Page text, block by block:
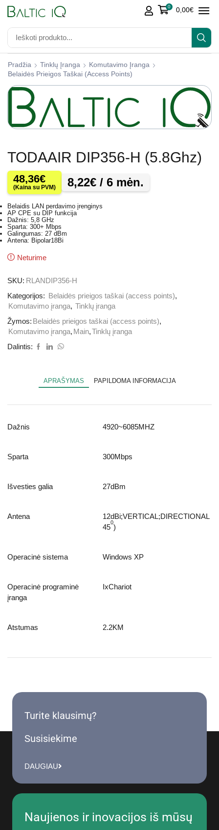
0 0,00€
Pradžia Tinklų Įranga
Komutavimo Įranga
Belaidės Prieigos Taškai (access Points)
TODAAIR DIP356-H (5.8Ghz)
48,36€
(Kaina su PVM) 8,22€ / 6 mėn.
Belaidis LAN perdavimo įrenginys
AP CPE su DIP funkcija
Dažnis: 5,8 GHz
Sparta: 300+ Mbps
Galingumas: 27 dBm
Antena: Bipolar18Bi
Neturime
SKU: RLANDIP356-H
Kategorijos: Belaidės prieigos taškai (access points),
Komutavimo įranga, Tinklų įranga
Žymos: Belaidės prieigos taškai (access points),
Komutavimo įranga, Main,Tinklų įranga
Dalintis:
APRAŠYMAS PAPILDOMA INFORMACIJA
Dažnis 4920~6085MHZ
Sparta 300Mbps
Išvesties galia 27dBm
Antena
12dBi;VERTICAL;DIRECTIONAL
45
0
)
Operacinė sistema Windows XP
Operacinė programinė
įranga
IxChariot
Atstumas 2.2KM
Turite klausimų?
Susisiekime
DAUGIAU
Naujienos ir inovacijos iš mūsų